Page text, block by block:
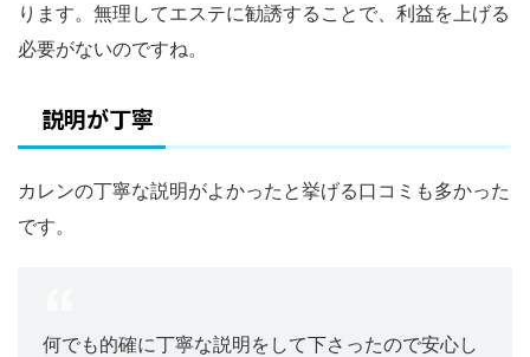
ります。無理してエステに勧誘することで、利益を上げる
必要がないのですね。
説明が丁寧
カレンの丁寧な説明がよかったと挙げる口コミも多かった
です。
何でも的確に丁寧な説明をして下さったので安心し